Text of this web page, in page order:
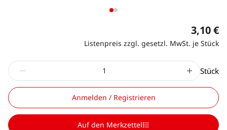
3,10 €
Listenpreis zzgl. gesetzl. MwSt. je Stück
Stück
Anmelden / Registrieren
Auf den Merkzettel